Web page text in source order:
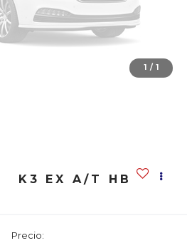
1 / 1
K3 EX A/T HB
Precio: